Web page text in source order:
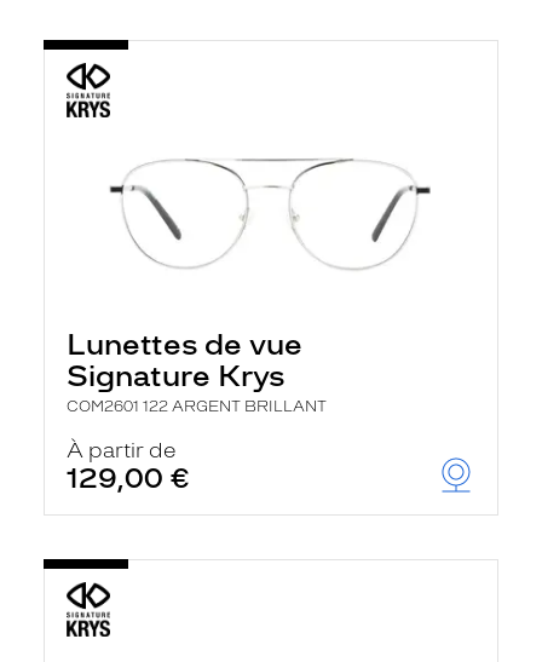
Lunettes de vue
Signature Krys
COM2601 122 ARGENT BRILLANT
À partir de
129,00 €